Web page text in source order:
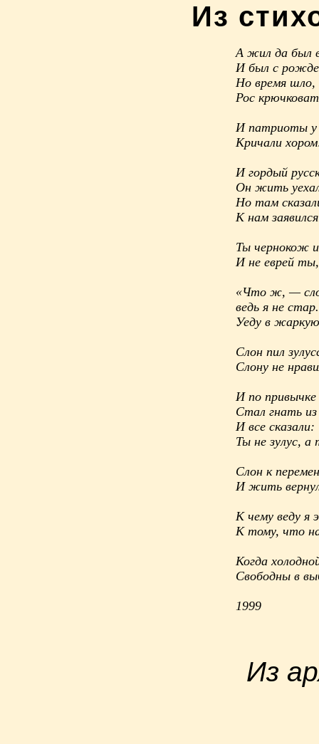
Из
А жил да был
И был с
Но время
Рос
И патриоты у
Кричали
И гордый
Он жить
Но там
К нам
Ты чернокож и
И не еврей ты,
«Что ж, —
ведь я не стар.
Уеду в
Слон пил
Слону не
И по
Стал гнать из
И все
Ты не зулус, а
Слон к
И жить
К чему веду я
К тому, что
Когда
Свободны в
1999
Из